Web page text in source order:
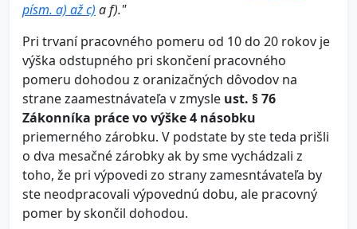
písm. a) až c) a f)."
Pri trvaní pracovného pomeru od 10 do 20 rokov je
výška odstupného pri skončení pracovného
pomeru dohodou z oranizačných dôvodov na
strane zaamestnávateľa v zmysle ust. § 76
Zákonníka práce vo výške 4 násobku
priemerného zárobku. V podstate by ste teda prišli
o dva mesačné zárobky ak by sme vychádzali z
toho, že pri výpovedi zo strany zamesntávateľa by
ste neodpracovali výpovednú dobu, ale pracovný
pomer by skončil dohodou.